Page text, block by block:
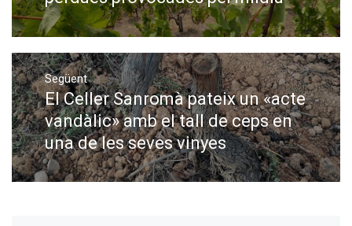
Següent
Next
post:
El Celler Sanromà pateix un «acte
vandàlic» amb el tall de ceps en
una de les seves vinyes